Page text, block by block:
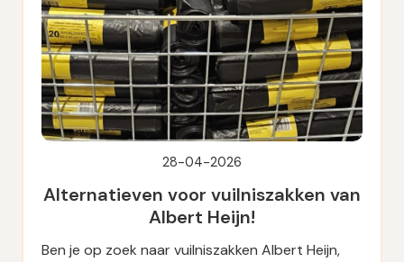
28-04-2026
Alternatieven voor vuilniszakken van
Albert Heijn!
Ben je op zoek naar vuilniszakken Albert Heijn,